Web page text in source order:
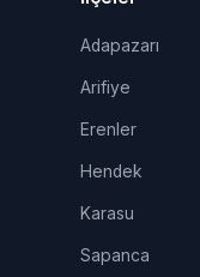
Adapazarı
Arifiye
Erenler
Hendek
Karasu
Sapanca